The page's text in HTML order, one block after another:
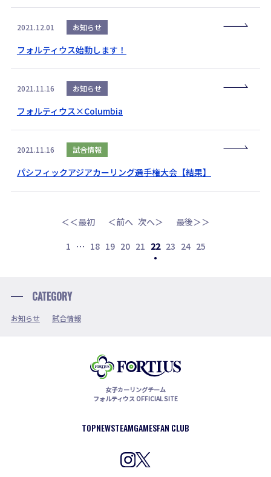
2021.12.01 お知らせ
フォルティウス始動します！
2021.11.16 お知らせ
フォルティウス×Columbia
2021.11.16 試合情報
パシフィックアジアカーリング選手権大会【結果】
＜＜最初 最後＞＞
＜前へ 次へ＞
1 … 18 19 20 21 22 23 24 25
CATEGORY
お知らせ 試合情報
女子カーリングチーム
フォルティウス OFFICIAL SITE
TOPNEWSTEAMGAMESFAN CLUB